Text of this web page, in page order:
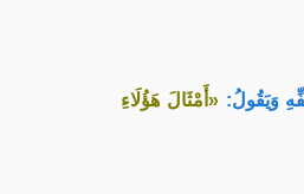
وَيَقُولُ: «أَمْثَالَ هَؤُلَاءِ